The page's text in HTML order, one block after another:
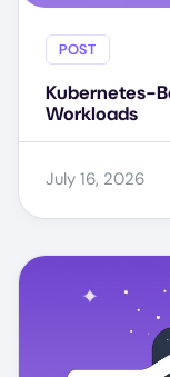
POST
Kubernetes-
Workloads
July 16, 2026